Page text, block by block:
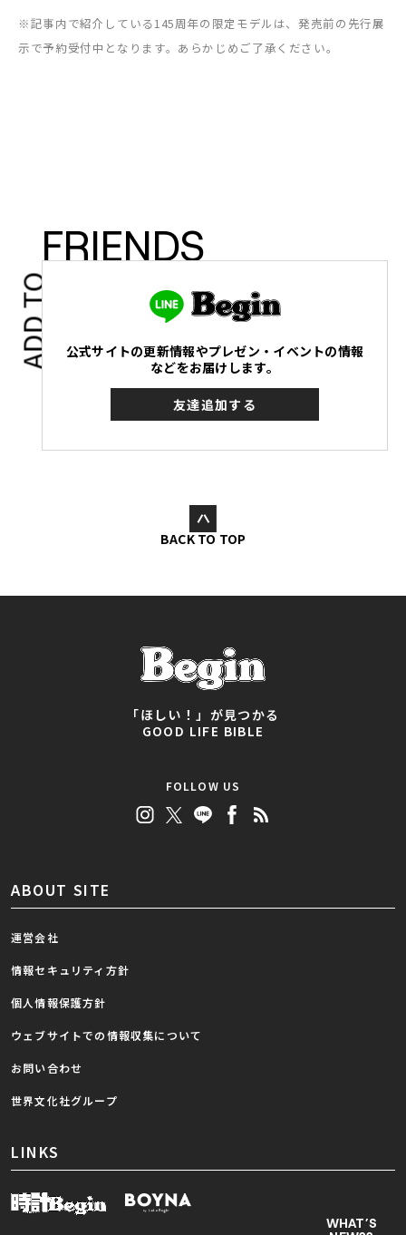
WHAT’S
※記事内で紹介している145周年の限定モデルは、発売前の先行展
示で予約受付中となります。あらかじめご了承ください。
ADD TO
FRIENDS
公式サイトの更新情報やプレゼン・イベントの情報
などをお届けします。
友達追加する
BACK TO TOP
「ほしい！」が見つかる
GOOD LIFE BIBLE
FOLLOW US
ABOUT SITE
運営会社
情報セキュリティ方針
個人情報保護方針
ウェブサイトでの情報収集について
お問い合わせ
世界文化社グループ
LINKS